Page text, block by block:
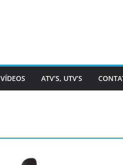
VÍDEOS ATV’S, UTV’S